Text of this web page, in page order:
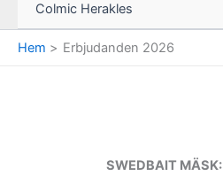
Colmic Herakles
Hem Erbjudanden 2026
SWEDBAIT MÄSK: